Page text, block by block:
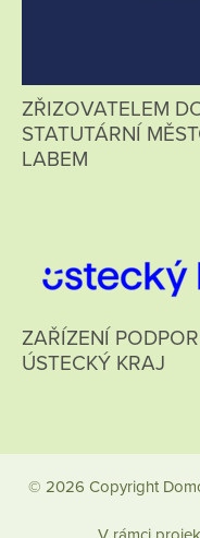
ZŘIZOVATELEM
STATUTÁRNÍ
LABEM
ZAŘÍZENÍ
ÚSTECKÝ KRAJ
© 2026 Copyright